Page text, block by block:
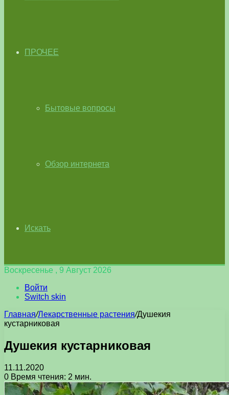
ПРОЧЕЕ
Бытовые вопросы
Обзор интернета
Искать
Воскресенье , 9 Август 2026
Войти
Switch skin
Главная/Лекарственные растения/Душекия
кустарниковая
Душекия кустарниковая
11.11.2020
0 Время чтения: 2 мин.